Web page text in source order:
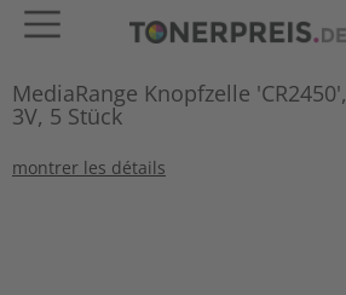
MediaRange Knopfzelle 'CR2450',
3V, 5 Stück
montrer les détails